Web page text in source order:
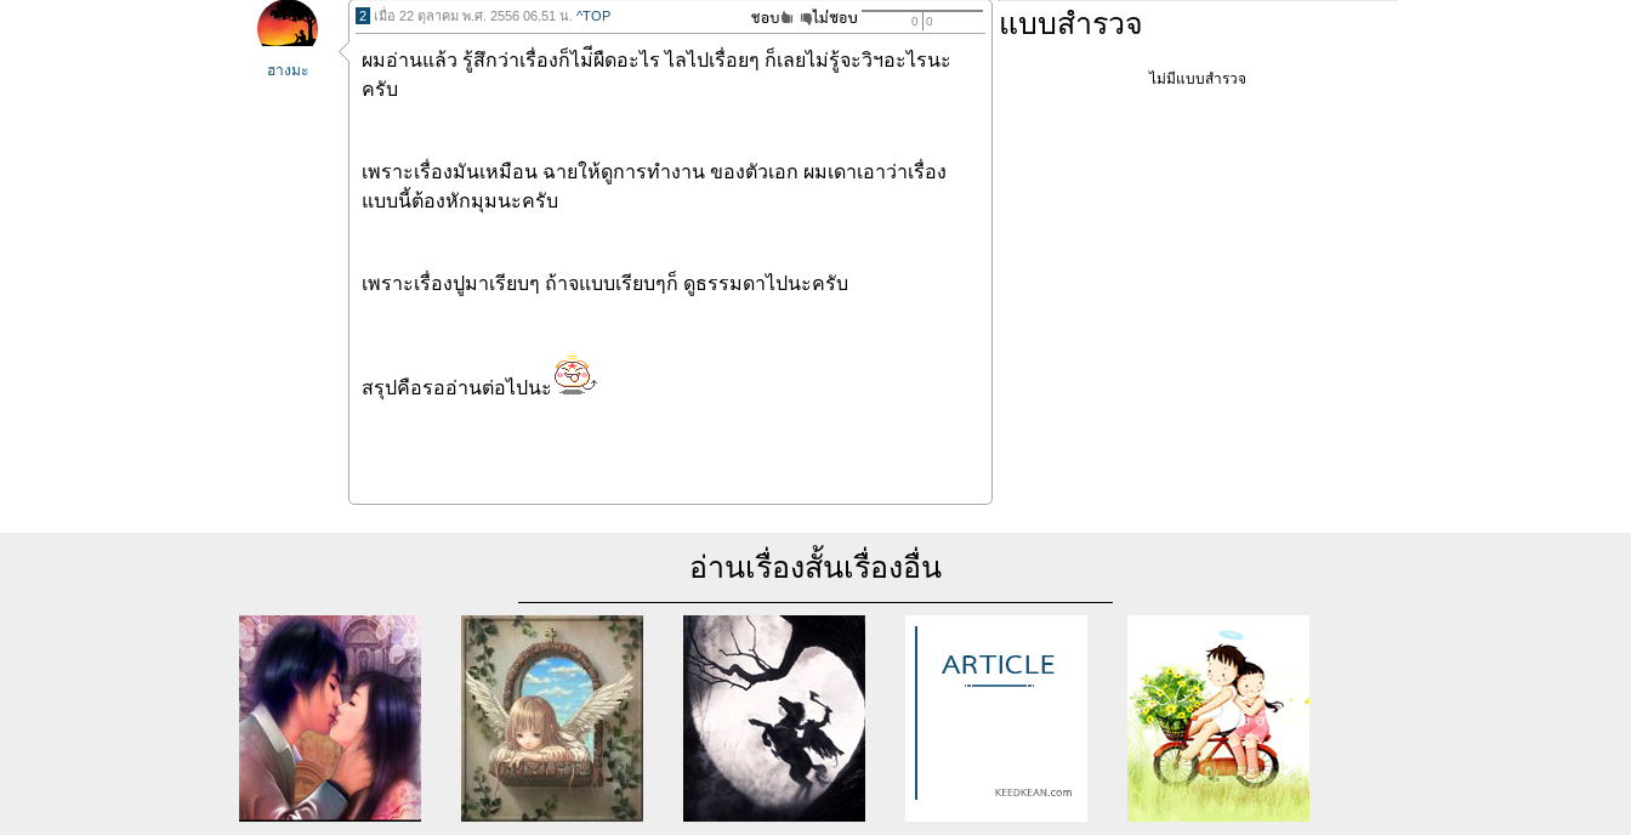
ฮางมะ
2 เมื่อ 22 ตุลาคม พ.ศ. 2556 06.51 น. ^TOP 0 0
ผมอ่านแล้ว รู้สึกว่าเรื่องก็ไม่ีผืดอะไร ไลไปเรื่อยๆ ก็เลยไม่รู้จะวิฯอะไรนะ
ครับ
เพราะเรื่องมันเหมือน ฉายให้ดูการทำงาน ของตัวเอก ผมเดาเอาว่าเรื่อง
แบบนี้ต้องหักมุมนะครับ
เพราะเรื่องปูมาเรียบๆ ถ้าจแบบเรียบๆก็ ดูธรรมดาไปนะครับ
สรุปคือรออ่านต่อไปนะ
แบบสำรวจ
ไม่มีแบบสำรวจ
อ่านเรื่องสั้นเรื่องอื่น